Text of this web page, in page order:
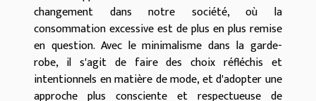
changement dans notre société, où la
consommation excessive est de plus en plus remise
en question. Avec le minimalisme dans la garde-
robe, il s'agit de faire des choix réfléchis et
intentionnels en matière de mode, et d'adopter une
approche plus consciente et respectueuse de